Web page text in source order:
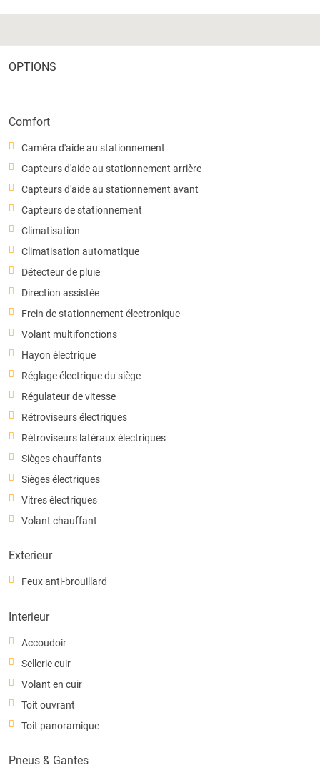
OPTIONS
Comfort
Caméra d'aide au stationnement
Capteurs d'aide au stationnement arrière
Capteurs d'aide au stationnement avant
Capteurs de stationnement
Climatisation
Climatisation automatique
Détecteur de pluie
Direction assistée
Frein de stationnement électronique
Volant multifonctions
Hayon électrique
Réglage électrique du siège
Régulateur de vitesse
Rétroviseurs électriques
Rétroviseurs latéraux électriques
Sièges chauffants
Sièges électriques
Vitres électriques
Volant chauffant
Exterieur
Feux anti-brouillard
Interieur
Accoudoir
Sellerie cuir
Volant en cuir
Toit ouvrant
Toit panoramique
Pneus & Gantes